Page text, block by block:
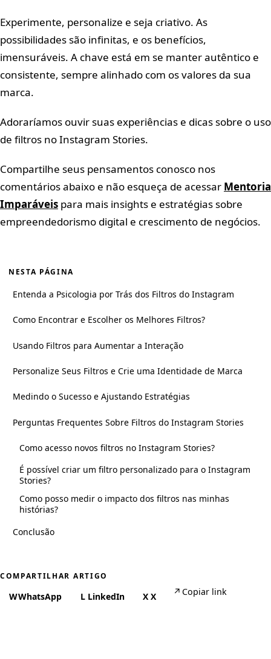
Experimente, personalize e seja criativo. As
possibilidades são infinitas, e os benefícios,
imensuráveis. A chave está em se manter autêntico e
consistente, sempre alinhado com os valores da sua
marca.
Adoraríamos ouvir suas experiências e dicas sobre o uso
de filtros no Instagram Stories.
Compartilhe seus pensamentos conosco nos
comentários abaixo e não esqueça de acessar Mentoria
Imparáveis para mais insights e estratégias sobre
empreendedorismo digital e crescimento de negócios.
NESTA PÁGINA
Entenda a Psicologia por Trás dos Filtros do Instagram
Como Encontrar e Escolher os Melhores Filtros?
Usando Filtros para Aumentar a Interação
Personalize Seus Filtros e Crie uma Identidade de Marca
Medindo o Sucesso e Ajustando Estratégias
Perguntas Frequentes Sobre Filtros do Instagram Stories
Como acesso novos filtros no Instagram Stories?
É possível criar um filtro personalizado para o Instagram
Stories?
Como posso medir o impacto dos filtros nas minhas
histórias?
Conclusão
COMPARTILHAR ARTIGO
WWhatsApp L LinkedIn X X ↗ Copiar link